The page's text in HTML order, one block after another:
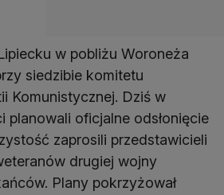
w pobliżu Woroneża
siedzibie komitetu
Komunistycznej. Dziś w
planowali oficjalne odsłonięcie
zaprosili przedstawicieli
drugiej wojny
Plany pokrzyżował